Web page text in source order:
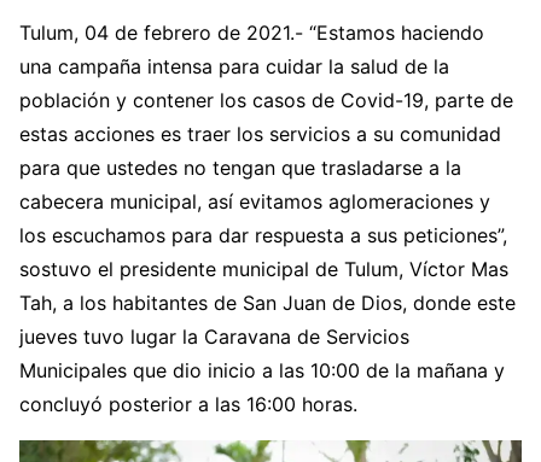
Tulum, 04 de febrero de 2021.- “Estamos haciendo
una campaña intensa para cuidar la salud de la
población y contener los casos de Covid-19, parte de
estas acciones es traer los servicios a su comunidad
para que ustedes no tengan que trasladarse a la
cabecera municipal, así evitamos aglomeraciones y
los escuchamos para dar respuesta a sus peticiones”,
sostuvo el presidente municipal de Tulum, Víctor Mas
Tah, a los habitantes de San Juan de Dios, donde este
jueves tuvo lugar la Caravana de Servicios
Municipales que dio inicio a las 10:00 de la mañana y
concluyó posterior a las 16:00 horas.